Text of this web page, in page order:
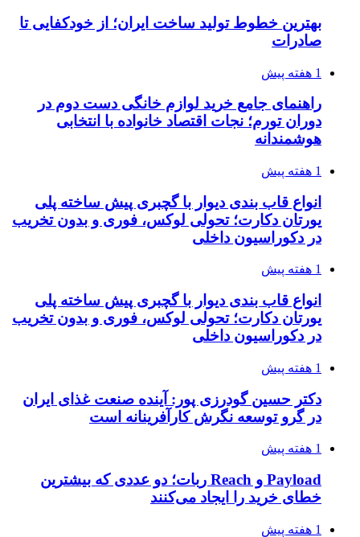
بهترین خطوط تولید ساخت ایران؛ از خودکفایی تا
صادرات
1 هفته پیش
راهنمای جامع خرید لوازم خانگی دست دوم در
دوران تورم؛ نجات اقتصاد خانواده با انتخابی
هوشمندانه
1 هفته پیش
انواع قاب بندی دیوار با گچبری پیش ساخته پلی
یورتان دکارت؛ تحولی لوکس، فوری و بدون تخریب
در دکوراسیون داخلی
1 هفته پیش
انواع قاب بندی دیوار با گچبری پیش ساخته پلی
یورتان دکارت؛ تحولی لوکس، فوری و بدون تخریب
در دکوراسیون داخلی
1 هفته پیش
دکتر حسین گودرزی پور: آینده صنعت غذای ایران
در گرو توسعه نگرش کارآفرینانه است
1 هفته پیش
Payload و Reach ربات؛ دو عددی که بیشترین
خطای خرید را ایجاد می‌کنند
1 هفته پیش